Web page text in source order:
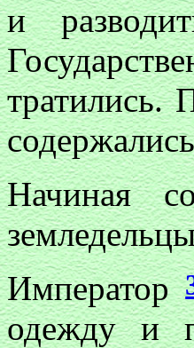
и
тратились.
Начиная
Император
одежду и